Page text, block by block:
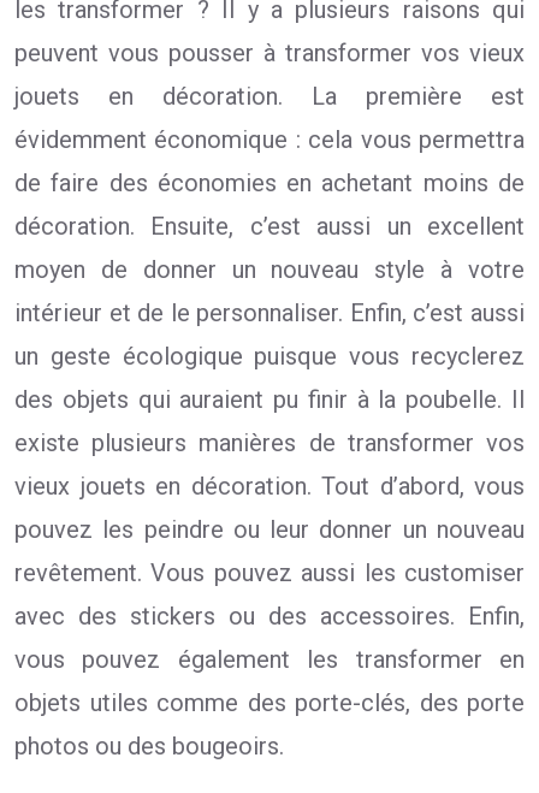
les transformer ? Il y a plusieurs raisons qui
peuvent vous pousser à transformer vos vieux
jouets en décoration. La première est
évidemment économique : cela vous permettra
de faire des économies en achetant moins de
décoration. Ensuite, c’est aussi un excellent
moyen de donner un nouveau style à votre
intérieur et de le personnaliser. Enfin, c’est aussi
un geste écologique puisque vous recyclerez
des objets qui auraient pu finir à la poubelle. Il
existe plusieurs manières de transformer vos
vieux jouets en décoration. Tout d’abord, vous
pouvez les peindre ou leur donner un nouveau
revêtement. Vous pouvez aussi les customiser
avec des stickers ou des accessoires. Enfin,
vous pouvez également les transformer en
objets utiles comme des porte-clés, des porte
photos ou des bougeoirs.